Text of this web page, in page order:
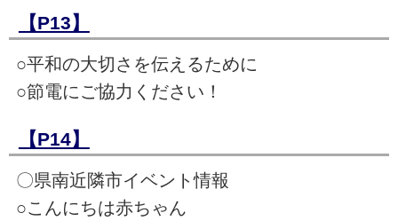
【P13】
○平和の大切さを伝えるために
○節電にご協力ください！
【P14】
〇県南近隣市イベント情報
○こんにちは赤ちゃん